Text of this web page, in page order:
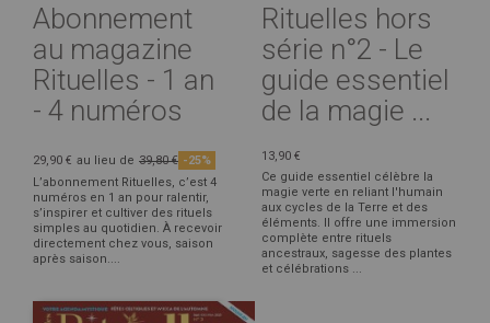
Abonnement
au magazine
Rituelles - 1 an
- 4 numéros
29,90 € au lieu de 39,80 € -25%
L’abonnement Rituelles, c’est 4
numéros en 1 an pour ralentir,
s’inspirer et cultiver des rituels
simples au quotidien. À recevoir
directement chez vous, saison
après saison....
Rituelles hors
série n°2 - Le
guide essentiel
de la magie ...
13,90 €
Ce guide essentiel célèbre la
magie verte en reliant l'humain
aux cycles de la Terre et des
éléments. Il offre une immersion
complète entre rituels
ancestraux, sagesse des plantes
et célébrations ...